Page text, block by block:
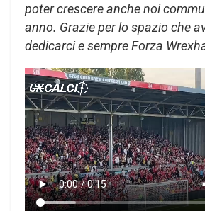
poter crescere anche noi
anno. Grazie per lo spazio che
dedicarci e sempre Forza